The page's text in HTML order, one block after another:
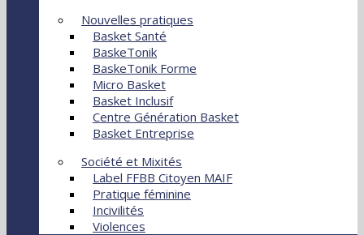
Nouvelles pratiques
Basket Santé
BaskeTonik
BaskeTonik Forme
Micro Basket
Basket Inclusif
Centre Génération Basket
Basket Entreprise
Société et Mixités
Label FFBB Citoyen MAIF
Pratique féminine
Incivilités
Violences